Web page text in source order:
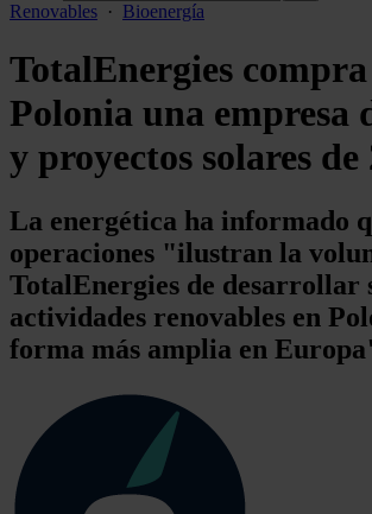
Renovables · Bioenergía
TotalEnergies compra
Polonia una empresa
y proyectos solares
La energética ha informado
operaciones "ilustran la
TotalEnergies de desarrollar
actividades renovables en
forma más amplia en